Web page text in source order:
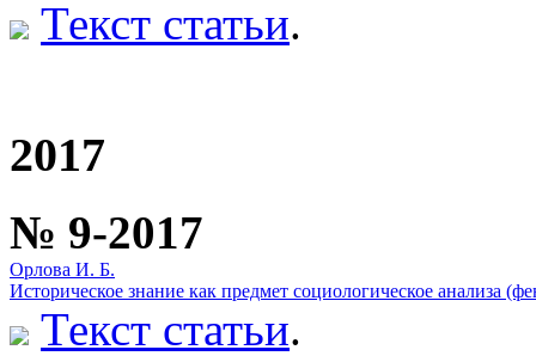
Текст статьи.
2017
№ 9-2017
Орлова И. Б.
Историческое знание как предмет социологическое анализа
Текст статьи.